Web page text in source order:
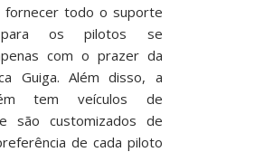
fornecer todo o suporte
os pilotos se
com o prazer da
Guiga. Além disso, a
tem veículos de
são customizados de
de cada piloto